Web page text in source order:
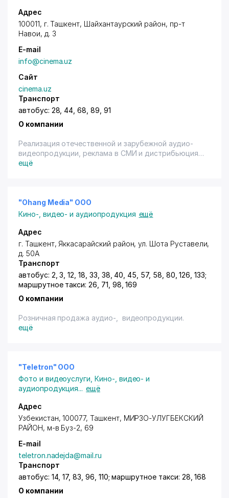
Адрес
100011, г. Ташкент, Шайхантаурский район, пр-т
Навои, д. 3
E-mail
info@cinema.uz
Сайт
cinema.uz
Транспорт
автобус: 28, 44, 68, 89, 91
О компании
Реализация отечественной и зарубежной аудио-
видеопродукции, реклама в СМИ и дистрибьюция
узбекского и индийского кино в Средней Азии и
ещё
"Ohang Media" ООО
Кино-, видео- и аудиопродукция ещё
Адрес
г. Ташкент, Яккасарайский район,ул. Шота Руставели,
д. 50А
Транспорт
автобус: 2, 3, 12, 18, 33, 38, 40, 45, 57, 58, 80, 126, 133;
маршрутное такси: 26, 71, 98, 169
О компании
Розничная продажа аудио-, видеопродукции.
ещё
"Teletron" ООО
Фото и видеоуслуги ,Кино-, видео- и
аудиопродукция... ещё
Адрес
Узбекистан, 100077, Ташкент, МИРЗО-УЛУГБЕКСКИЙ
РАЙОН, м-в Буз-2, 69
E-mail
teletron.nadejda@mail.ru
Транспорт
автобус: 14, 17, 83, 96, 110; маршрутное такси: 28, 168
О компании